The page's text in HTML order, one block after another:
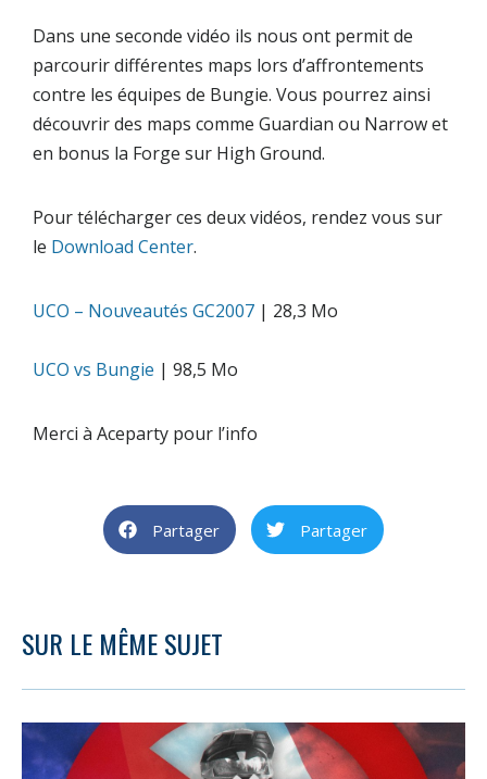
Dans une seconde vidéo ils nous ont permit de
parcourir différentes maps lors d’affrontements
contre les équipes de Bungie. Vous pourrez ainsi
découvrir des maps comme Guardian ou Narrow et
en bonus la Forge sur High Ground.
Pour télécharger ces deux vidéos, rendez vous sur
le Download Center.
UCO – Nouveautés GC2007 | 28,3 Mo
UCO vs Bungie | 98,5 Mo
Merci à Aceparty pour l’info
Partager Partager
SUR LE MÊME SUJET